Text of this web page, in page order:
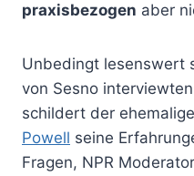
praxisbezogen aber
Unbedingt lesenswert
von Sesno interviewten
schildert der
Powell seine
Fragen, NPR